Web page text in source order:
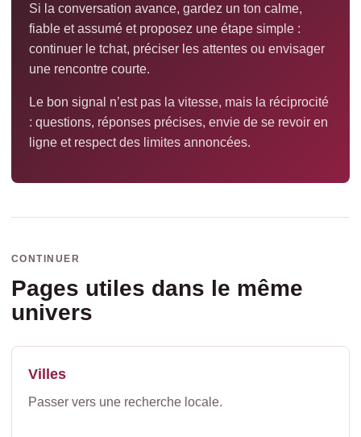
Si la conversation avance, gardez un ton calme,
fiable et assumé et proposez une étape simple :
continuer le tchat, préciser les attentes ou envisager
une rencontre courte.
Le bon signal n’est pas la vitesse, mais la réciprocité
: questions, réponses précises, envie de se revoir en
ligne et respect des limites annoncées.
CONTINUER
Pages utiles dans le même
univers
Villes
Passer vers une recherche locale.